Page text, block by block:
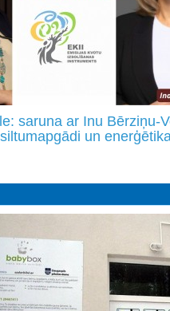
saruna ar Inu Bērziņu-
un